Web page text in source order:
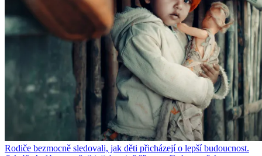
Rodiče bezmocně sledovali, jak děti přicházejí o lepší budoucnost.